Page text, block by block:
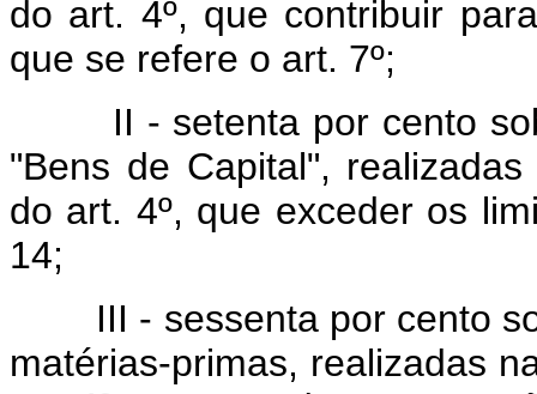
do art. 4º, que contribuir
que se refere o art. 7º;
II - setenta por cento
"Bens de Capital",
do art. 4º, que exceder os
14;
III - sessenta por cento
matérias-primas, realizadas